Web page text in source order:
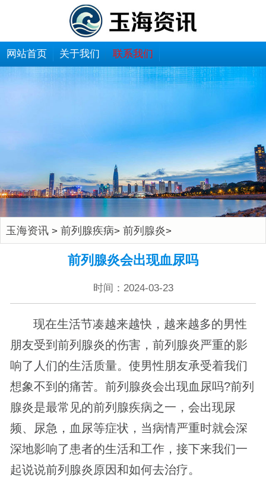
网站首页 关于我们 联系我们
玉海资讯> 前列腺疾病> 前列腺炎>
前列腺炎会出现血尿吗
时间：2024-03-23
现在生活节凑越来越快，越来越多的男性
朋友受到前列腺炎的伤害，前列腺炎严重的影
响了人们的生活质量。使男性朋友承受着我们
想象不到的痛苦。前列腺炎会出现血尿吗?前列
腺炎是最常见的前列腺疾病之一，会出现尿
频、尿急，血尿等症状，当病情严重时就会深
深地影响了患者的生活和工作，接下来我们一
起说说前列腺炎原因和如何去治疗。